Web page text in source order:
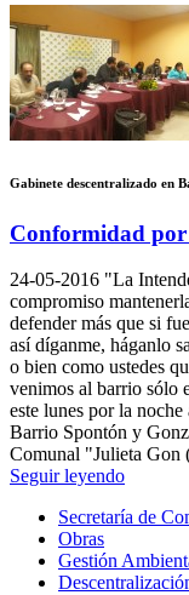
Gabinete descentralizado en
Conformidad por
24-05-2016 "La
compromiso
defender más que si
así díganme, háganlo
o bien como ustedes
venimos al barrio sólo
este lunes por la
Barrio Spontón y
Comunal "Julieta Gon
Seguir leyendo
Secretaría de
Obras
Gestión